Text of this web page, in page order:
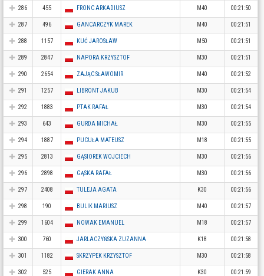
286 455 FRONC ARKADIUSZ M40 00:21:50
287 496 GANCARCZYK MAREK M40 00:21:51
288 1157 KUĆ JAROSŁAW M50 00:21:51
289 2847 NAPORA KRZYSZTOF M30 00:21:51
290 2654 ZAJĄC SŁAWOMIR M40 00:21:52
291 1257 LIBRONT JAKUB M30 00:21:54
292 1883 PTAK RAFAŁ M30 00:21:54
293 643 GURDA MICHAŁ M30 00:21:55
294 1887 PUCUŁA MATEUSZ M18 00:21:55
295 2813 GĄSIOREK WOJCIECH M30 00:21:56
296 2898 GĄSKA RAFAŁ M30 00:21:56
297 2408 TULEJA AGATA K30 00:21:56
298 190 BULIK MARIUSZ M40 00:21:57
299 1604 NOWAK EMANUEL M18 00:21:57
300 760 JARLACZYŃSKA ZUZANNA K18 00:21:58
301 1182 SKRZYPEK KRZYSZTOF M30 00:21:58
302 525 GIERAK ANNA K30 00:21:59